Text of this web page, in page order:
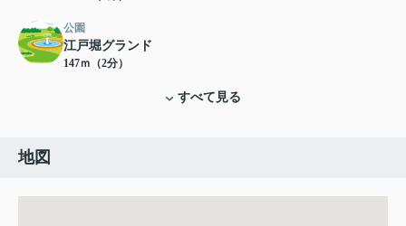
公園
江戸堀グランド
147ｍ（2分）
すべて見る
地図